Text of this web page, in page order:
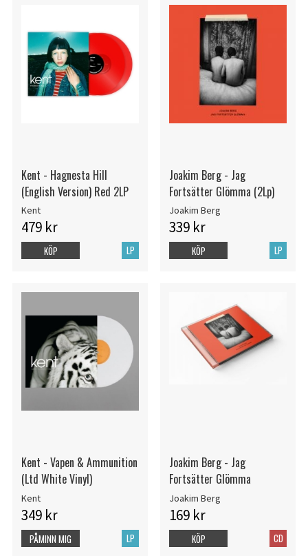
Kent - Hagnesta Hill
(English Version) Red 2LP
Kent
479 kr
LP
KÖP
Joakim Berg - Jag
Fortsätter Glömma (2Lp)
Joakim Berg
339 kr
LP
KÖP
Kent - Vapen & Ammunition
(Ltd White Vinyl)
Kent
349 kr
LP
PÅMINN MIG
Joakim Berg - Jag
Fortsätter Glömma
Joakim Berg
169 kr
CD
KÖP